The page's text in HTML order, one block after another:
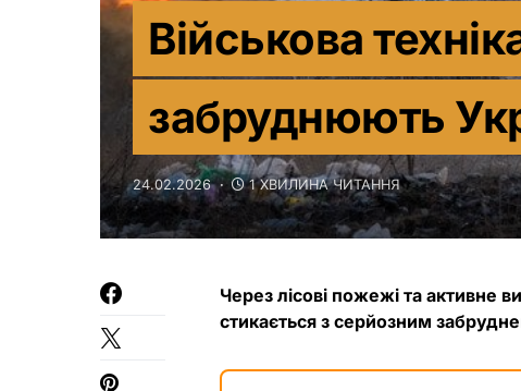
Військова
забруднюють
24.02.2026 1 ХВИЛИНА ЧИТАННЯ
Через лісові пожежі та активне
стикається з серйозним